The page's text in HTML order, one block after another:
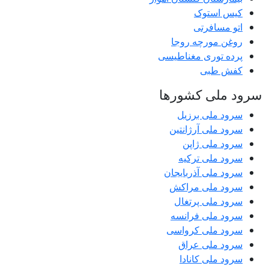
کیس استوک
اتو مسافرتی
روغن مورچه روجا
پرده توری مغناطیسی
کفش طبی
سرود ملی کشورها
سرود ملی برزیل
سرود ملی آرژانتین
سرود ملی ژاپن
سرود ملی ترکیه
سرود ملی آذربایجان
سرود ملی مراکش
سرود ملی پرتغال
سرود ملی فرانسه
سرود ملی کرواسی
سرود ملی عراق
سرود ملی کانادا